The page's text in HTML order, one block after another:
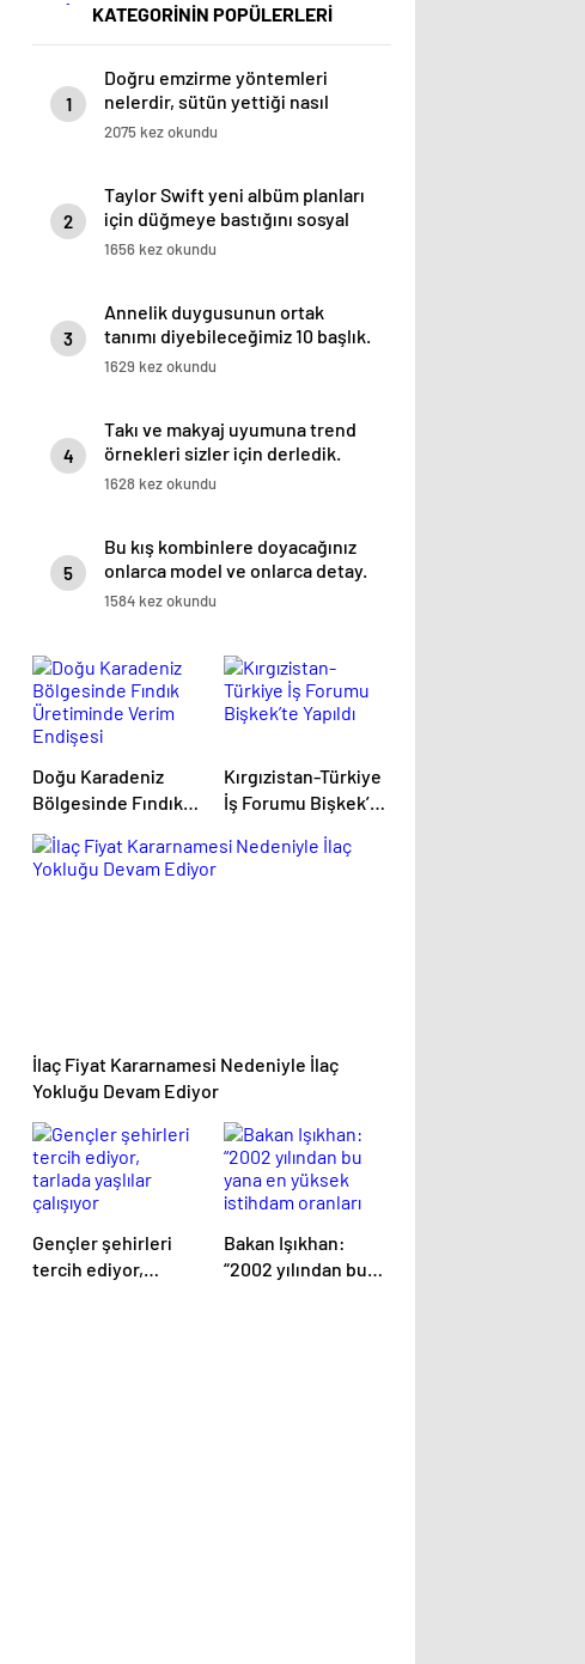
KATEGORİNİN POPÜLERLERİ
1
Doğru emzirme yöntemleri
nelerdir, sütün yettiği nasıl
anlaşılır?
2075 kez okundu
2
Taylor Swift yeni albüm planları
için düğmeye bastığını sosyal
medyadan duyurdu!
1656 kez okundu
3
Annelik duygusunun ortak
tanımı diyebileceğimiz 10 başlık.
1629 kez okundu
4
Takı ve makyaj uyumuna trend
örnekleri sizler için derledik.
1628 kez okundu
5
Bu kış kombinlere doyacağınız
onlarca model ve onlarca detay.
1584 kez okundu
Doğu Karadeniz
Bölgesinde Fındık
Endişesi
Kırgızistan-Türkiye
İş Forumu Bişkek’te
İlaç Fiyat Kararnamesi Nedeniyle İlaç
Yokluğu Devam Ediyor
Gençler şehirleri
tercih ediyor,
Bakan Işıkhan:
“2002 yılından bu